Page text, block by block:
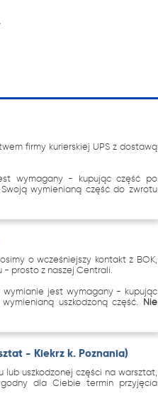
firmy kurierskiej UPS z dostawą
wymagany - kupując część po
wymienianą część do zwrotu
o wcześniejszy kontakt z BOK,
prosto z naszej Centrali.
wymianie jest wymagany - kupując
uszkodzoną część. Nie
- Kiekrz k. Poznania)
uszkodzonej części na warsztat,
dla Ciebie termin przyjęcia